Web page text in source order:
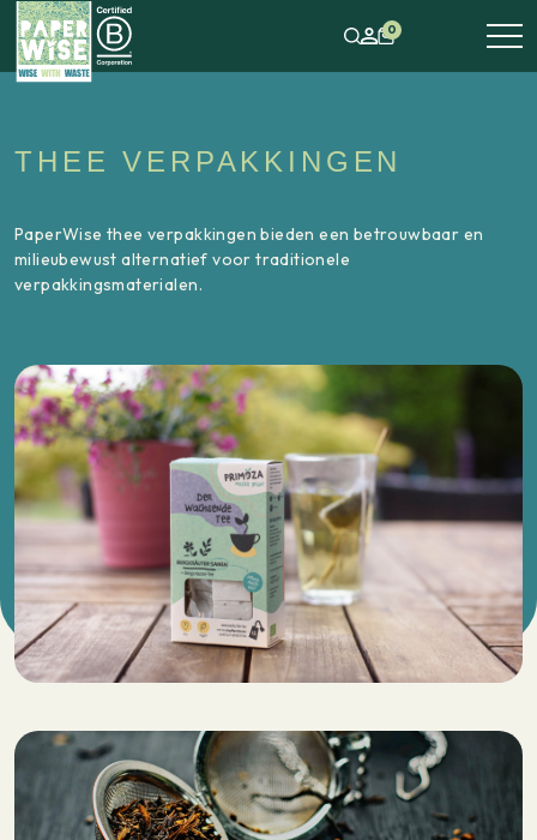
0
THEE VERPAKKINGEN
PaperWise thee verpakkingen bieden een betrouwbaar en
milieubewust alternatief voor traditionele
verpakkingsmaterialen.